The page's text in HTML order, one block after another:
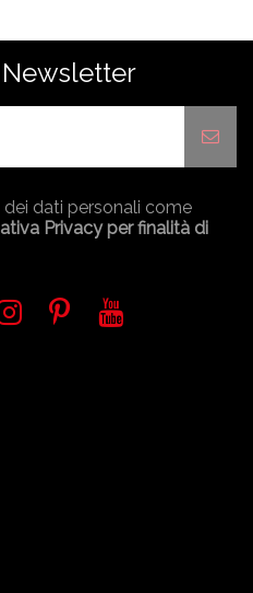
dati personali come
Privacy per finalità di